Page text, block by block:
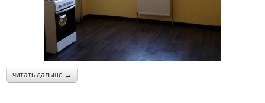
читать дальше →